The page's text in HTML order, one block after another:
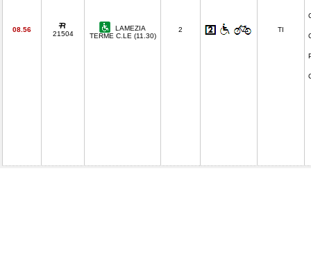
08.56
21504
LAMEZIA
TERME C.LE (11.30)
2 TI